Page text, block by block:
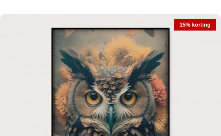
15% korting